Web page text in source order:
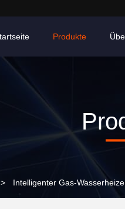
Produkte
> Intelligenter Gas-